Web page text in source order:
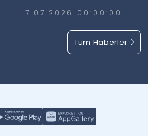
7.07.2026 00:00:00
Tüm Haberler